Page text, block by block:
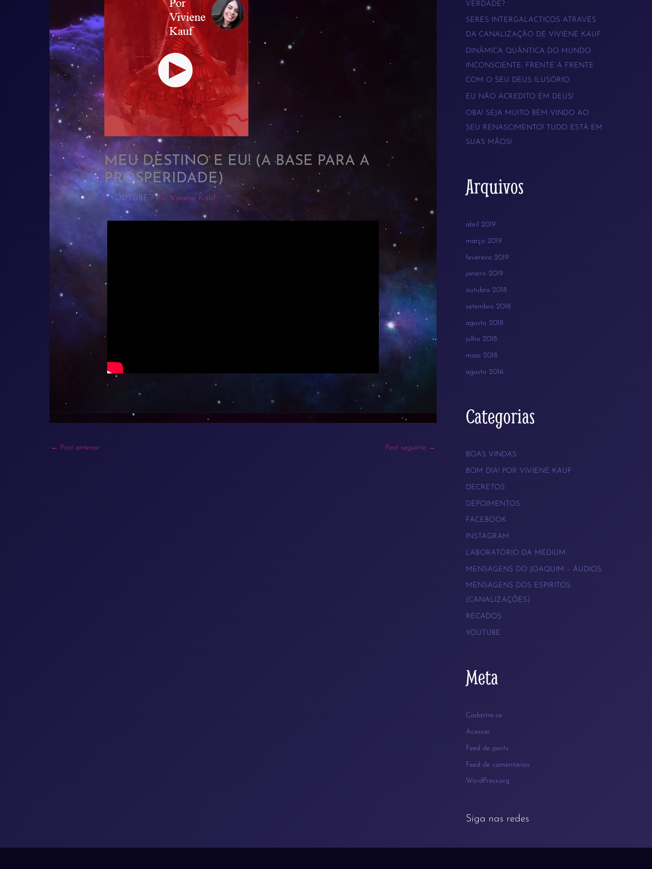
MEU DESTINO E EU! (A BASE PARA A
PROSPERIDADE)
/YOUTUBE / Por Viviene Kauf
← Post anterior Post seguinte →
a
r
p
o
r
:
VERDADE?
SERES INTERGALÁCTICOS ATRAVÉS
DA CANALIZAÇÃO DE VIVIENE KAUF
DINÂMICA QUÂNTICA DO MUNDO
INCONSCIENTE: FRENTE A FRENTE
COM O SEU DEUS ILUSÓRIO.
EU NÃO ACREDITO EM DEUS!
OBA! SEJA MUITO BEM-VINDO AO
SEU RENASCIMENTO! TUDO ESTÁ EM
SUAS MÃOS!
Arquivos
abril 2019
março 2019
fevereiro 2019
janeiro 2019
outubro 2018
setembro 2018
agosto 2018
julho 2018
maio 2018
agosto 2016
Categorias
BOAS VINDAS
BOM DIA! POR VIVIENE KAUF
DECRETOS
DEPOIMENTOS
FACEBOOK
INSTAGRAM
LABORATÓRIO DA MÉDIUM
MENSAGENS DO JOAQUIM – ÁUDIOS
MENSAGENS DOS ESPIRITOS
(CANALIZAÇÕES)
RECADOS
YOUTUBE
Meta
Cadastre-se
Acessar
Feed de posts
Feed de comentários
WordPress.org
Siga nas redes